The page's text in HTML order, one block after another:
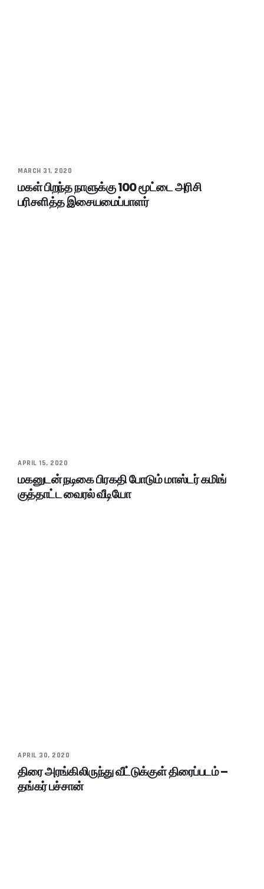
MARCH 31, 2020
மகள் பிறந்த நாளுக்கு 100 மூட்டை அரிசி
பரிசளித்த இசையமைப்பாளர்
APRIL 15, 2020
மகனுடன் நடிகை பிரகதி போடும் மாஸ்டர் கமிங்
குத்தாட்ட வைரல் வீடியோ
APRIL 30, 2020
திரை அரங்கிலிருந்து வீட்டுக்குள் திரைப்படம் –
தங்கர் பச்சான்